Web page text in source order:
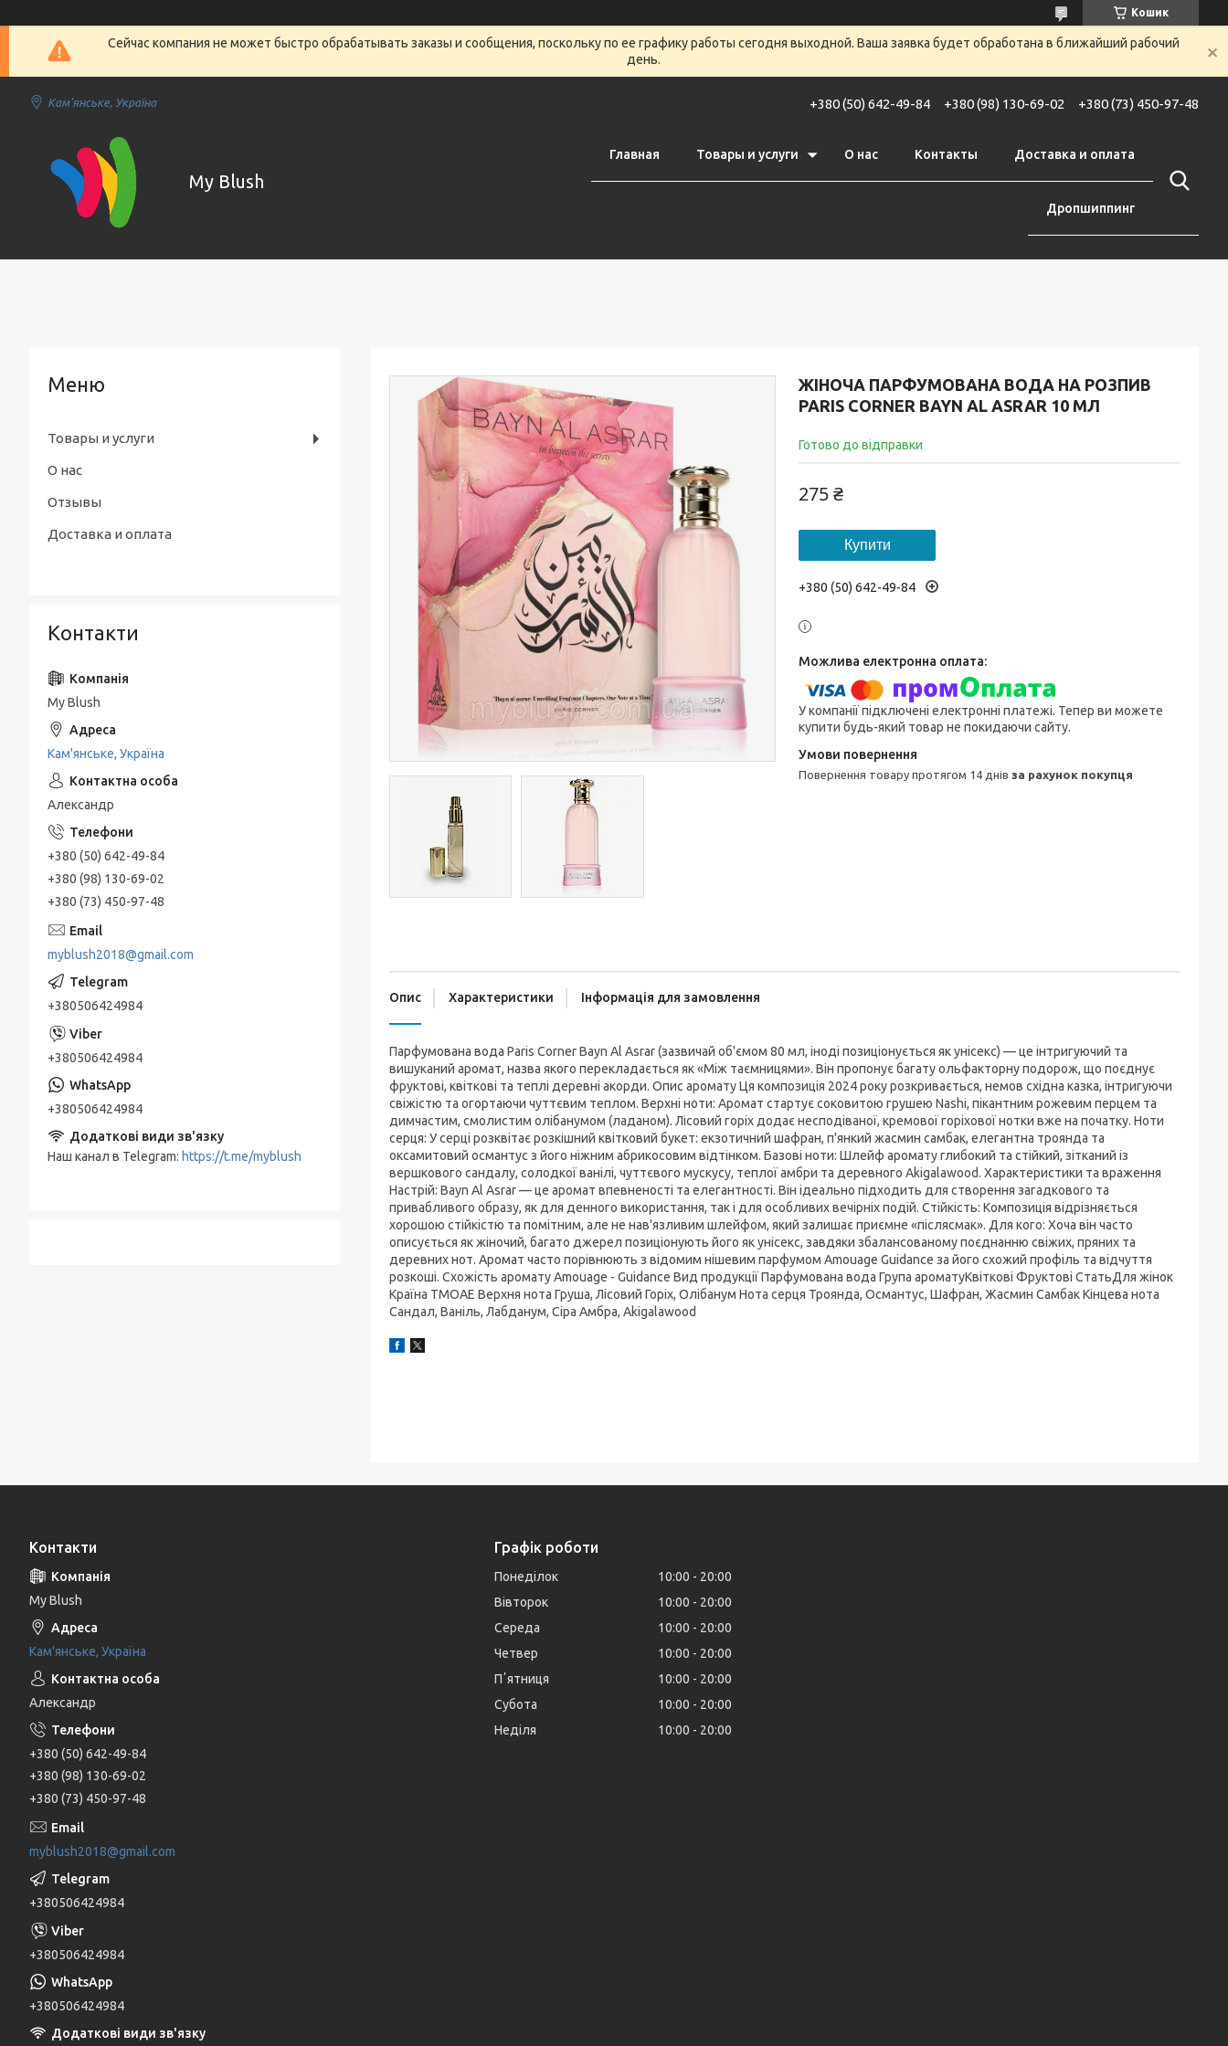
Кошик
Сейчас компания не может быстро обрабатывать заказы и сообщения, поскольку по ее графику работы сегодня выходной. Ваша заявка будет обработана в ближайший рабочий
день.
Кам'янське, Україна +380 (50) 642-49-84 +380 (98) 130-69-02 +380 (73) 450-97-48
My Blush
Главная Товары и услуги О нас Контакты Доставка и оплата
Дропшиппинг
ЖІНОЧА ПАРФУМОВАНА ВОДА НА РОЗПИВ
PARIS CORNER BAYN AL ASRAR 10 МЛ
Готово до відправки
275 ₴
Купити
+380 (50) 642-49-84
У компанії підключені електронні платежі. Тепер ви можете
купити будь-який товар не покидаючи сайту.
повернення товару протягом 14 днів за рахунок покупця
Опис Характеристики Інформація для замовлення
Парфумована вода Paris Corner Bayn Al Asrar (зазвичай об'ємом 80 мл, іноді позиціонується як унісекс) — це інтригуючий та
вишуканий аромат, назва якого перекладається як «Між таємницями». Він пропонує багату ольфакторну подорож, що поєднує
фруктові, квіткові та теплі деревні акорди. Опис аромату Ця композиція 2024 року розкривається, немов східна казка, інтригуючи
свіжістю та огортаючи чуттєвим теплом. Верхні ноти: Аромат стартує соковитою грушею Nashi, пікантним рожевим перцем та
димчастим, смолистим олібанумом (ладаном). Лісовий горіх додає несподіваної, кремової горіхової нотки вже на початку. Ноти
серця: У серці розквітає розкішний квітковий букет: екзотичний шафран, п'янкий жасмин самбак, елегантна троянда та
оксамитовий османтус з його ніжним абрикосовим відтінком. Базові ноти: Шлейф аромату глибокий та стійкий, зітканий із
вершкового сандалу, солодкої ванілі, чуттєвого мускусу, теплої амбри та деревного Akigalawood. Характеристики та враження
Настрій: Bayn Al Asrar — це аромат впевненості та елегантності. Він ідеально підходить для створення загадкового та
привабливого образу, як для денного використання, так і для особливих вечірніх подій. Стійкість: Композиція відрізняється
хорошою стійкістю та помітним, але не нав'язливим шлейфом, який залишає приємне «післясмак». Для кого: Хоча він часто
описується як жіночий, багато джерел позиціонують його як унісекс, завдяки збалансованому поєднанню свіжих, пряних та
деревних нот. Аромат часто порівнюють з відомим нішевим парфумом Amouage Guidance за його схожий профіль та відчуття
розкоші. Схожість аромату Amouage - Guidance Вид продукції Парфумована вода Група ароматуКвіткові Фруктові СтатьДля жінок
Країна ТМОАЕ Верхня нота Груша, Лісовий Горіх, Олібанум Нота серця Троянда, Османтус, Шафран, Жасмин Самбак Кінцева нота
Сандал, Ваніль, Лабданум, Сіра Амбра, Akigalawood
Товары и услуги
О нас
Отзывы
Доставка и оплата
Контакти
My Blush
Кам'янське, Україна
Александр
+380 (50) 642-49-84
+380 (98) 130-69-02
+380 (73) 450-97-48
myblush2018@gmail.com
+380506424984
+380506424984
+380506424984
Наш канал в Telegram https://t.me/myblush
Контакти
My Blush
Кам'янське, Україна
Александр
+380 (50) 642-49-84
+380 (98) 130-69-02
+380 (73) 450-97-48
myblush2018@gmail.com
+380506424984
+380506424984
+380506424984
Графік роботи
Понеділок 10:00
20:00
Вівторок
10:00
20:00
Середа
10:00
20:00
Четвер
10:00
20:00
Пʼятниця
10:00
20:00
Субота
10:00
20:00
Неділя
10:00 20:00